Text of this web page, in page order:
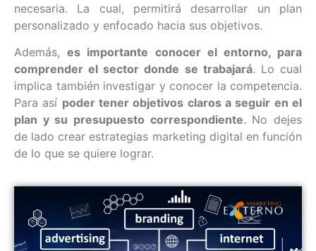
necesaria. La cual, permitirá desarrollar un plan
personalizado y enfocado hacia sus objetivos.
Además,es importante conocer el entorno, para
comprender el sector donde se trabajará. Lo cual
implica también investigar y conocer la competencia.
Para así poder tener objetivos claros a seguir en el
plan y su presupuesto correspondiente. No dejes
de lado crear estrategias marketing digital en función
de lo que se quiere lograr.